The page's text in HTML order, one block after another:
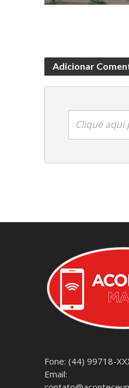
Adicionar
Clique
Fone: (44) 99718-
Email: